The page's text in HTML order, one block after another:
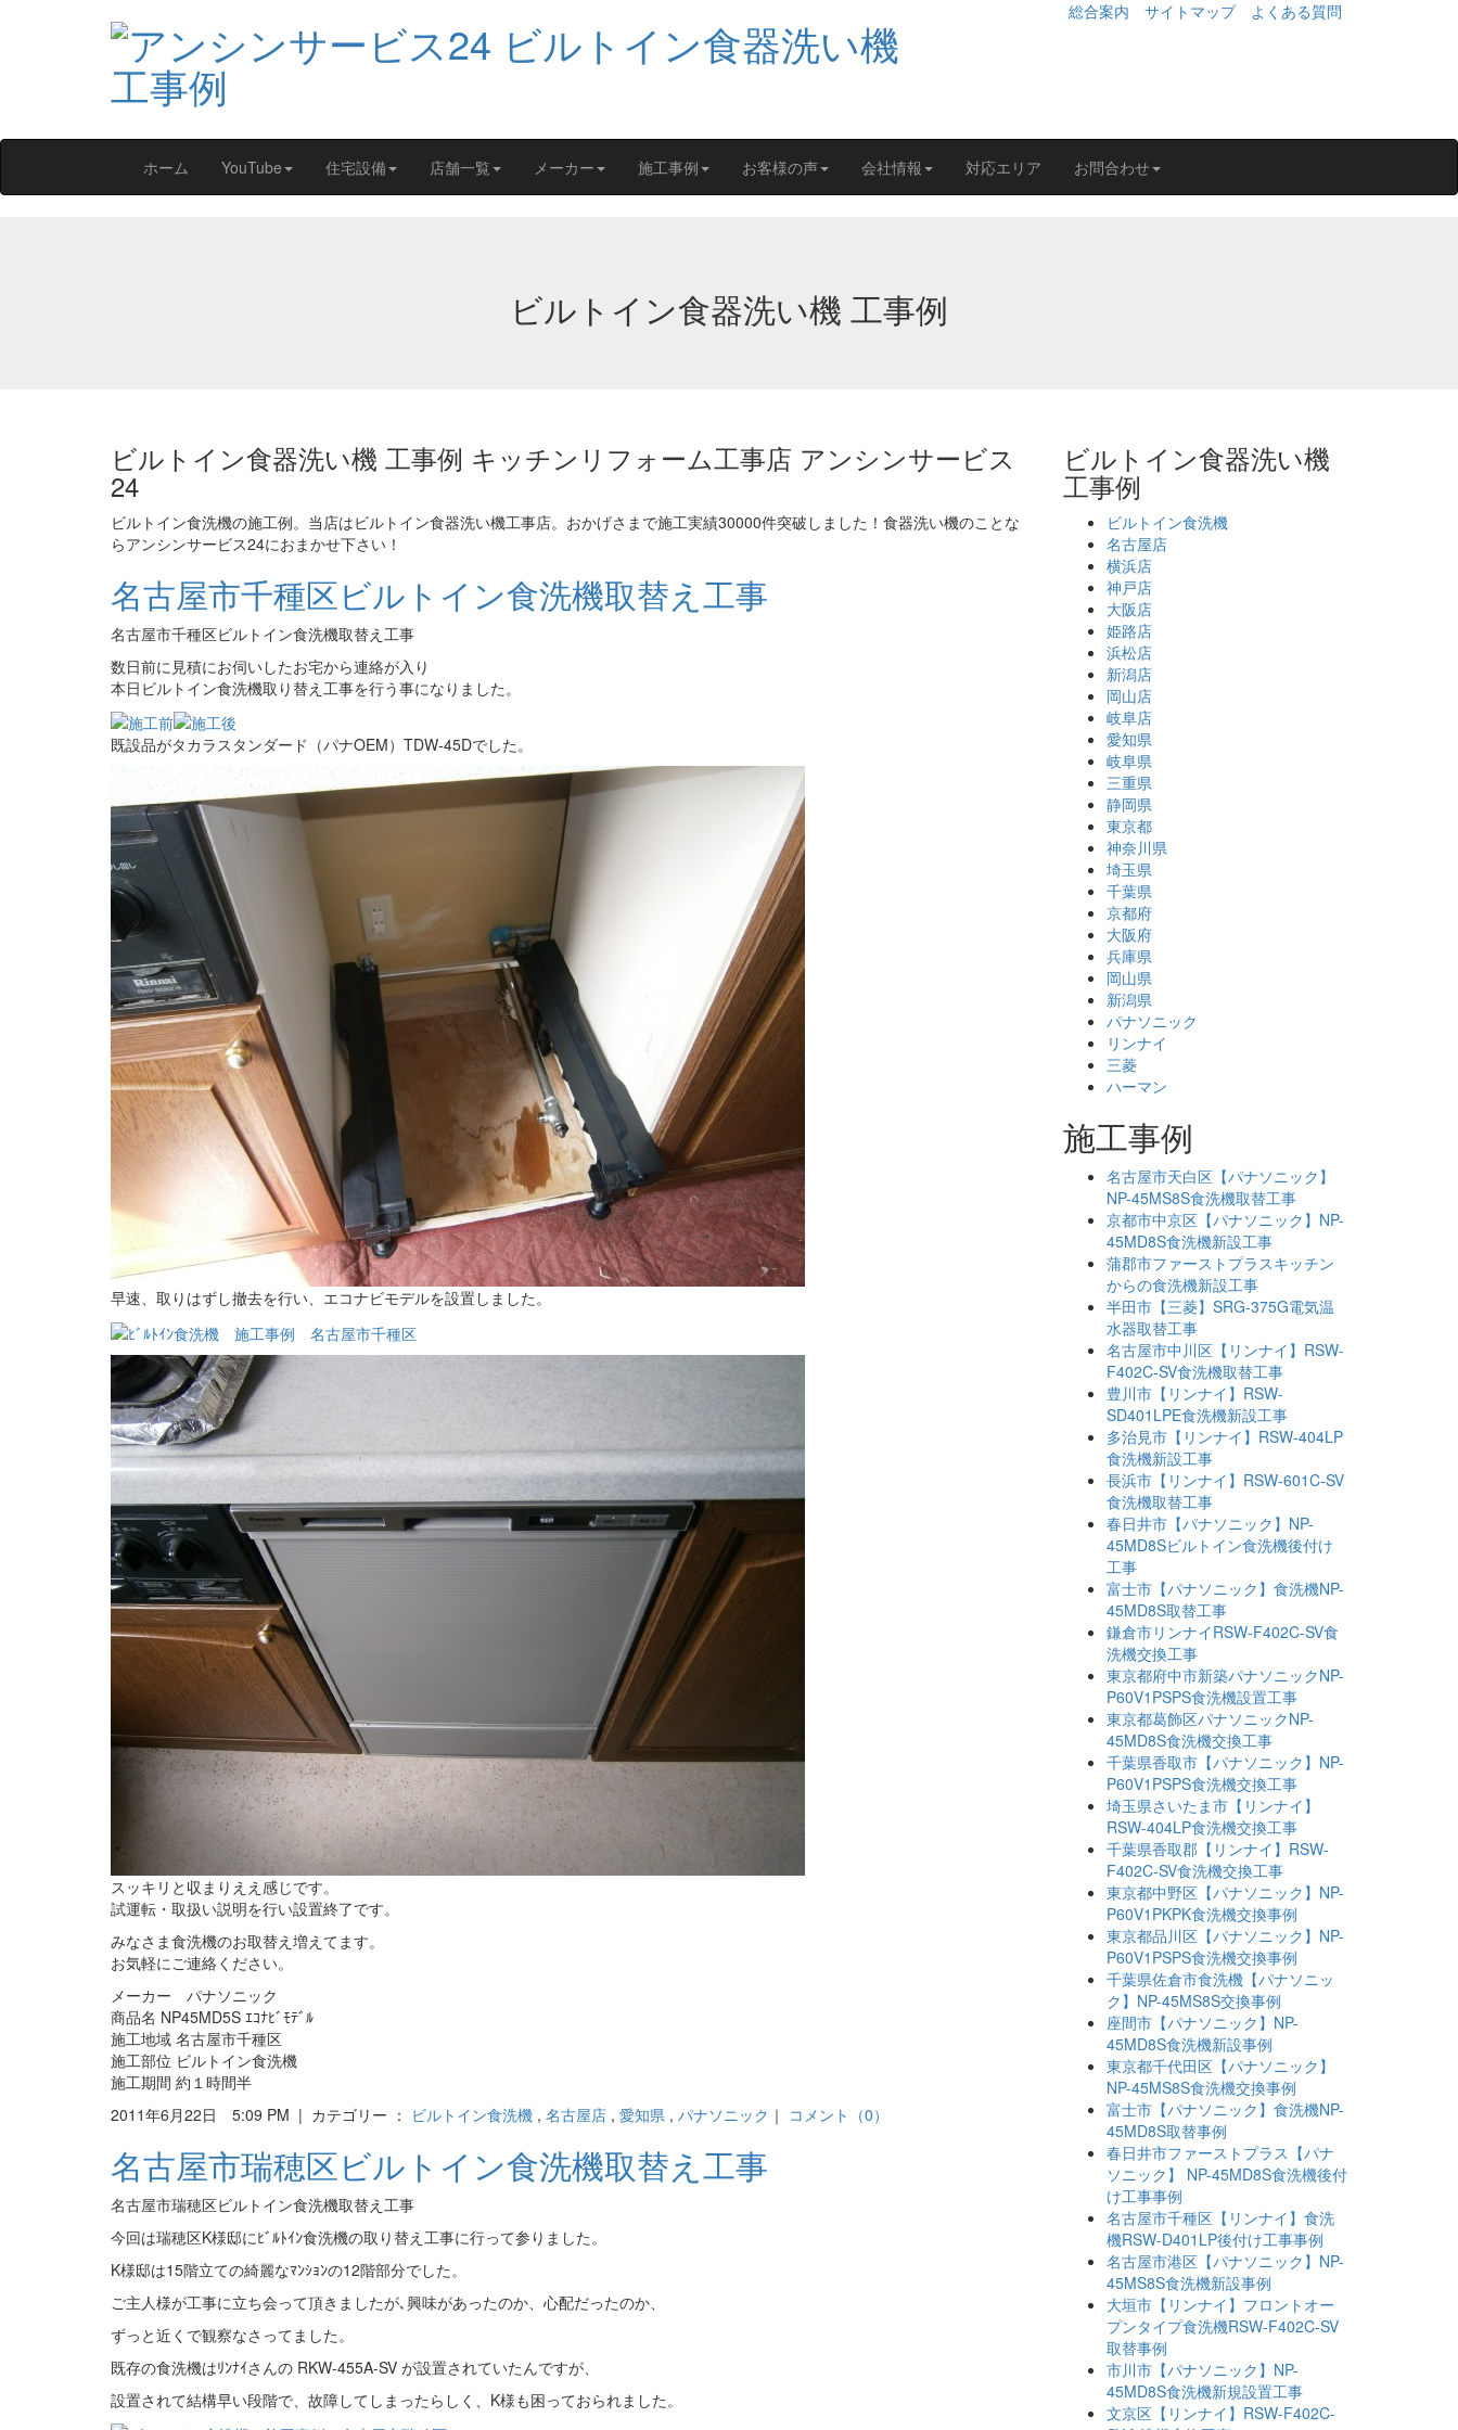
総合案内 サイトマップ よくある質問
ホーム YouTube 住宅設備 店舗一覧 メーカー 施工事例 お客様の声 会社情報 対応エリア お問合わせ
ビルトイン食器洗い機 工事例
ビルトイン食器洗い機 工事例 キッチンリフォーム工事店 アンシンサービス
24
ビルトイン食洗機の施工例。当店はビルトイン食器洗い機工事店。おかげさまで施工実績30000件突破しました！食器洗い機のことな
らアンシンサービス24におまかせ下さい！
名古屋市千種区ビルトイン食洗機取替え工事
名古屋市千種区ビルトイン食洗機取替え工事
数日前に見積にお伺いしたお宅から連絡が入り
本日ビルトイン食洗機取り替え工事を行う事になりました。
既設品がタカラスタンダード（パナOEM）TDW-45Dでした。
早速、取りはずし撤去を行い、エコナビモデルを設置しました。
スッキリと収まりええ感じです。
試運転・取扱い説明を行い設置終了です。
みなさま食洗機のお取替え増えてます。
お気軽にご連絡ください。
メーカー パナソニック
商品名 NP45MD5S ｴｺﾅﾋﾞﾓﾃﾞﾙ
施工地域 名古屋市千種区
施工部位 ビルトイン食洗機
施工期間 約１時間半
2011年6月22日 5:09 PM | カテゴリー ： ビルトイン食洗機 , 名古屋店 , 愛知県 , パナソニック ｜ コメント（0）
名古屋市瑞穂区ビルトイン食洗機取替え工事
名古屋市瑞穂区ビルトイン食洗機取替え工事
今回は瑞穂区K様邸にﾋﾞﾙﾄｲﾝ食洗機の取り替え工事に行って参りました。
K様邸は15階立ての綺麗なﾏﾝｼｮﾝの12階部分でした。
ご主人様が工事に立ち会って頂きましたが､興味があったのか、心配だったのか、
ずっと近くで観察なさってました。
既存の食洗機はﾘﾝﾅｲさんの RKW-455A-SV が設置されていたんですが、
設置されて結構早い段階で、故障してしまったらしく、K様も困っておられました。
ビルトイン食器洗い機
工事例
ビルトイン食洗機
名古屋店
横浜店
神戸店
大阪店
姫路店
浜松店
新潟店
岡山店
岐阜店
愛知県
岐阜県
三重県
静岡県
東京都
神奈川県
埼玉県
千葉県
京都府
大阪府
兵庫県
岡山県
新潟県
パナソニック
リンナイ
三菱
ハーマン
施工事例
名古屋市天白区【パナソニック】
NP-45MS8S食洗機取替工事
京都市中京区【パナソニック】NP-
45MD8S食洗機新設工事
蒲郡市ファーストプラスキッチン
からの食洗機新設工事
半田市【三菱】SRG-375G電気温
水器取替工事
名古屋市中川区【リンナイ】RSW-
F402C-SV食洗機取替工事
豊川市【リンナイ】RSW-
SD401LPE食洗機新設工事
多治見市【リンナイ】RSW-404LP
食洗機新設工事
長浜市【リンナイ】RSW-601C-SV
食洗機取替工事
春日井市【パナソニック】NP-
45MD8Sビルトイン食洗機後付け
工事
富士市【パナソニック】食洗機NP-
45MD8S取替工事
鎌倉市リンナイRSW-F402C-SV食
洗機交換工事
東京都府中市新築パナソニックNP-
P60V1PSPS食洗機設置工事
東京都葛飾区パナソニックNP-
45MD8S食洗機交換工事
千葉県香取市【パナソニック】NP-
P60V1PSPS食洗機交換工事
埼玉県さいたま市【リンナイ】
RSW-404LP食洗機交換工事
千葉県香取郡【リンナイ】RSW-
F402C-SV食洗機交換工事
東京都中野区【パナソニック】NP-
P60V1PKPK食洗機交換事例
東京都品川区【パナソニック】NP-
P60V1PSPS食洗機交換事例
千葉県佐倉市食洗機【パナソニッ
ク】NP-45MS8S交換事例
座間市【パナソニック】NP-
45MD8S食洗機新設事例
東京都千代田区【パナソニック】
NP-45MS8S食洗機交換事例
富士市【パナソニック】食洗機NP-
45MD8S取替事例
春日井市ファーストプラス【パナ
ソニック】 NP-45MD8S食洗機後付
け工事事例
名古屋市千種区【リンナイ】食洗
機RSW-D401LP後付け工事事例
名古屋市港区【パナソニック】NP-
45MS8S食洗機新設事例
大垣市【リンナイ】フロントオー
プンタイプ食洗機RSW-F402C-SV
取替事例
市川市【パナソニック】NP-
45MD8S食洗機新規設置工事
文京区【リンナイ】RSW-F402C-